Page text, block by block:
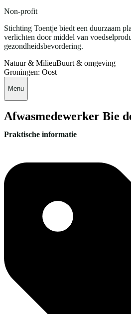
Non-profit
Stichting Toentje biedt een duurzaam
verlichten door middel van
gezondheidsbevordering.
Natuur & MilieuBuurt & omgeving
Groningen: Oost
Menu
Afwasmedewerker Bie
Praktische informatie